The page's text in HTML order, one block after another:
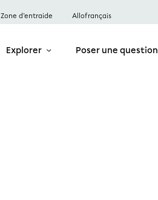
Zone d’entraide Allofrançais
Explorer Poser une question